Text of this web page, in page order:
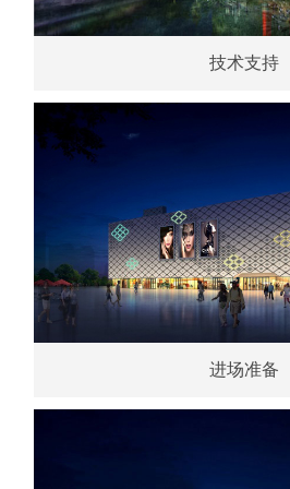
技术支持
进场准备